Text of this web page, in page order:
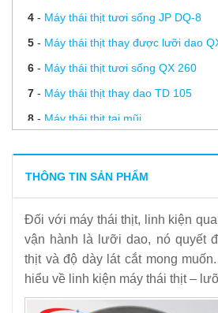
4- Máy thái thịt tươi sống JP DQ-8
5- Máy thái thịt thay được lưỡi dao
6- Máy thái thịt tươi sống QX 260
7- Máy thái thịt thay dao TD 105
8- Máy thái thịt tai mũi
-
Mài dao máy thái thịt
12-Hướng dẫn sử dụng máy thái thịt
13- Hướng dẫn sử dụng máy thái
14-
Tư vấn mua máy thái thịt bò tươi
15-Hướng dẫn vệ sinh và bảo quản
THÔNG TIN SẢN PHẨM
Đối với máy thái thịt, linh kiện
vận hành là lưỡi dao, nó quyết
thịt và độ dày lát cắt mong
hiểu về linh kiện máy thái thịt –